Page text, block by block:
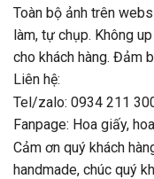
Toàn bộ ảnh trên
làm, tự chụp. Không
cho khách hàng. Đảm
Liên hệ:
Tel/zalo: 0934 211
Fanpage: Hoa giấy,
Cảm ơn quý khách
handmade, chúc quý